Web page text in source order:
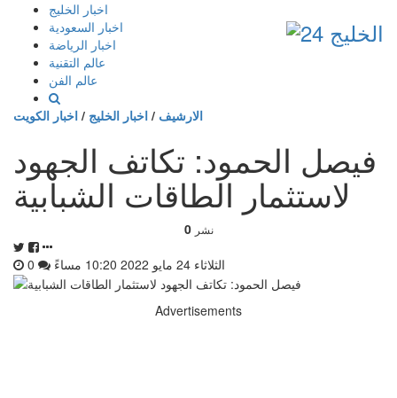
إذهب
المحتوى
اخبار الخليج
اخبار السعودية
اخبار الرياضة
عالم التقنية
عالم الفن
الارشيف / اخبار الخليج / اخبار الكويت
فيصل الحمود: تكاتف الجهود
لاستثمار الطاقات الشبابية
0 نشر
الثلاثاء 24 مايو 2022 10:20 مساءً
Advertisements